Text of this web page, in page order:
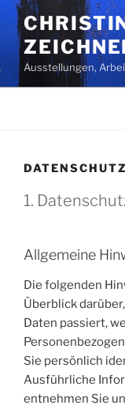
Zum
Inhalt
springen
Ausstellungen,
1.
Allgemeine
Die folgenden
Überblick
Daten passiert,
Sie persönlich
Ausführliche
entnehmen Sie